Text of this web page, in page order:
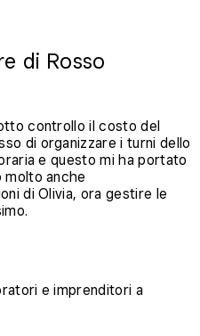
di Rosso
controllo il costo del
di organizzare i turni dello
e questo mi ha portato
molto anche
di Olivia, ora gestire le
e imprenditori a